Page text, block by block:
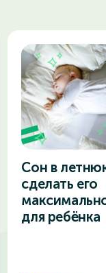
Сон в
сделать его
для ребёнка